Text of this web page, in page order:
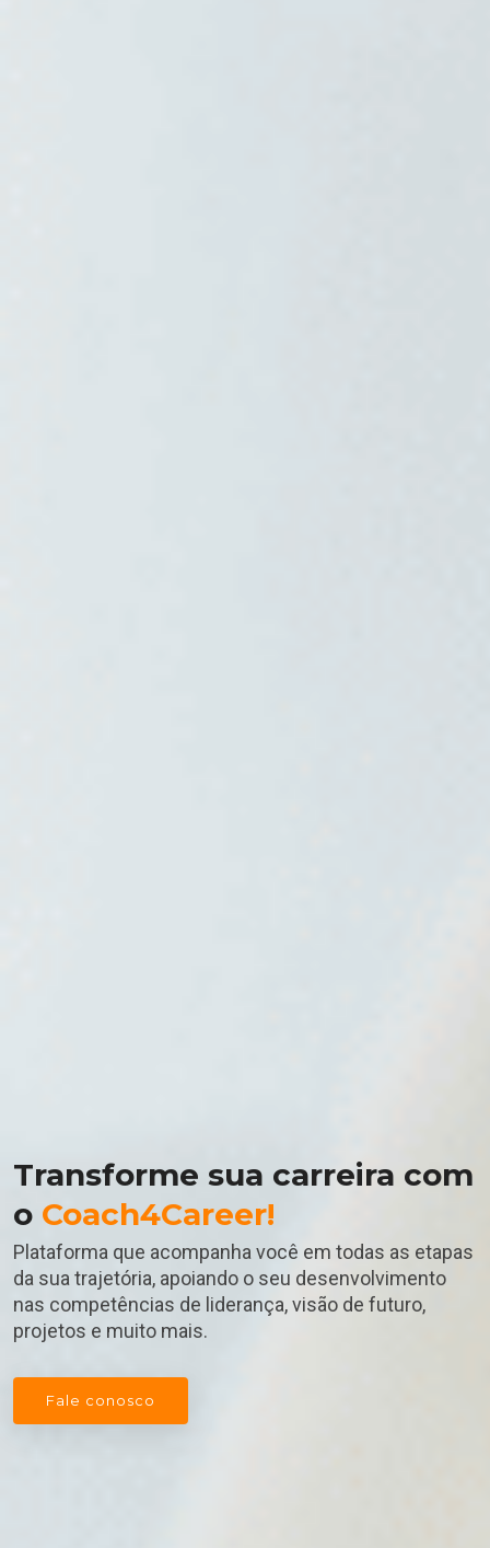
Transforme sua carreira com
o Coach4Career!
Plataforma que acompanha você em todas as etapas
da sua trajetória, apoiando o seu desenvolvimento
nas competências de liderança, visão de futuro,
projetos e muito mais.
Fale conosco